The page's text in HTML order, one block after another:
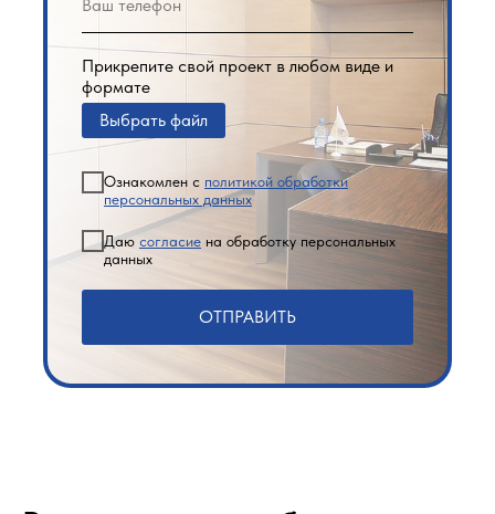
Прикрепите свой проект в любом виде и
формате
Выбрать файл
Ознакомлен с политикой обработки
персональных данных
Даюсогласие на обработку персональных
данных
ОТПРАВИТЬ